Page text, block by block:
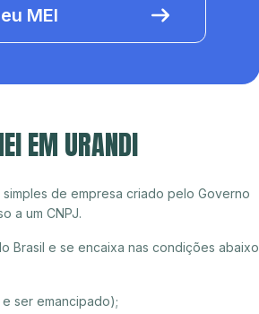
MEI
EM URANDI
de empresa criado pelo Governo
a um CNPJ.
Brasil e se encaixa nas condições abaixo
ser emancipado);